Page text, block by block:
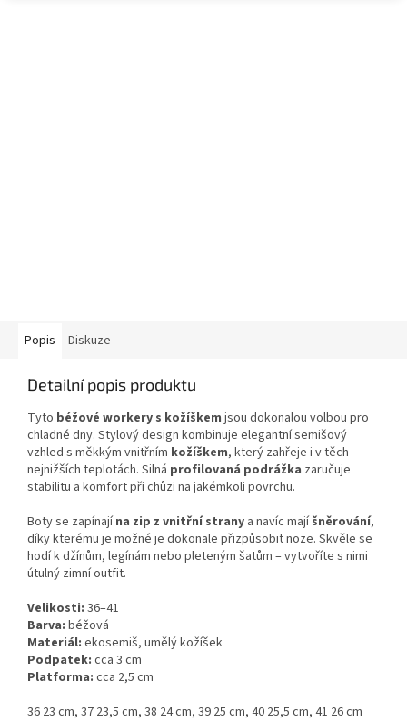
Popis Diskuze
Detailní popis produktu
Tyto béžové workery s kožíškem jsou dokonalou volbou pro
chladné dny. Stylový design kombinuje elegantní semišový
vzhled s měkkým vnitřním kožíškem, který zahřeje i v těch
nejnižších teplotách. Silná profilovaná podrážka zaručuje
stabilitu a komfort při chůzi na jakémkoli povrchu.
Boty se zapínajína zip z vnitřní strany a navíc majíšněrování,
díky kterému je možné je dokonale přizpůsobit noze. Skvěle se
hodí k džínům, legínám nebo pleteným šatům – vytvoříte s nimi
útulný zimní outfit.
Velikosti: 36–41
Barva: béžová
Materiál: ekosemiš, umělý kožíšek
Podpatek: cca 3 cm
Platforma: cca 2,5 cm
36 23 cm, 37 23,5 cm, 38 24 cm, 39 25 cm, 40 25,5 cm, 41 26 cm